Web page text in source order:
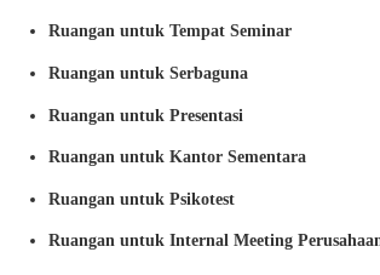
Ruangan untuk Tempat Seminar
Ruangan untuk Serbaguna
Ruangan untuk Presentasi
Ruangan untuk Kantor Sementara
Ruangan untuk Psikotest
Ruangan untuk Internal Meeting